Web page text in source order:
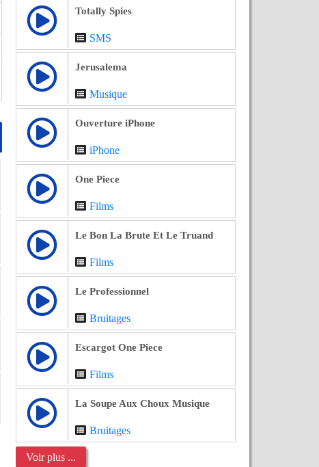
Totally Spies
SMS
Jerusalema
Musique
Ouverture iPhone
iPhone
One Piece
Films
Le Bon La Brute Et Le Truand
Films
Le Professionnel
Bruitages
Escargot One Piece
Films
La Soupe Aux Choux Musique
Bruitages
Voir plus ...